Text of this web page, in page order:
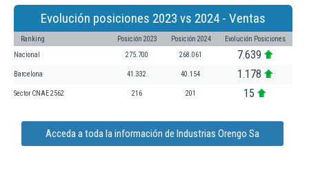
Evolución posiciones 2023 vs 2024 - Ventas
Ranking Posición 2023 Posición 2024 Evolución Posiciones
Nacional 275.700 268.061 7.639
Barcelona 41.332 40.154 1.178
Sector CNAE 2562 216 201 15
Acceda a toda la información de Industrias Orengo Sa